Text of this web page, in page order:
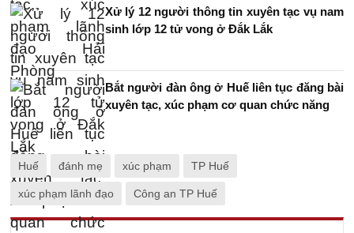
Xử lý 12 người thông tin xuyên tạc vụ nam
sinh lớp 12 tử vong ở Đắk Lắk
Bắt người đàn ông ở Huế liên tục đăng bài
xuyên tạc, xúc phạm cơ quan chức năng
Huế đánh mẹ xúc phạm TP Huế
xúc phạm lãnh đạo Công an TP Huế